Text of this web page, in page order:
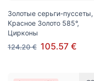
Золотые серьги-пуссеты,
Красное Золото 585°,
Цирконы
124.20 € 105.57 €